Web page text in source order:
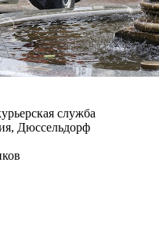
служба
Дюссельдорф